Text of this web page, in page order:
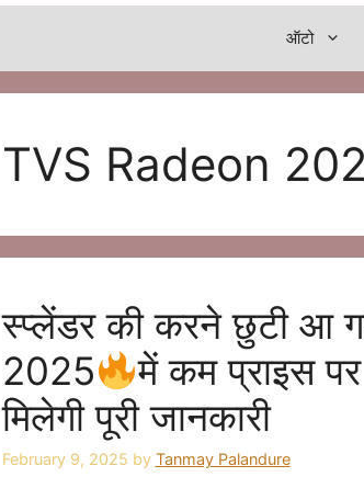
ऑटो
TVS Radeon
स्प्लेंडर की करने छुटी आ
2025
में कम प्राइस पर
मिलेगी पूरी जानकारी
February 9, 2025 by Tanmay Palandure